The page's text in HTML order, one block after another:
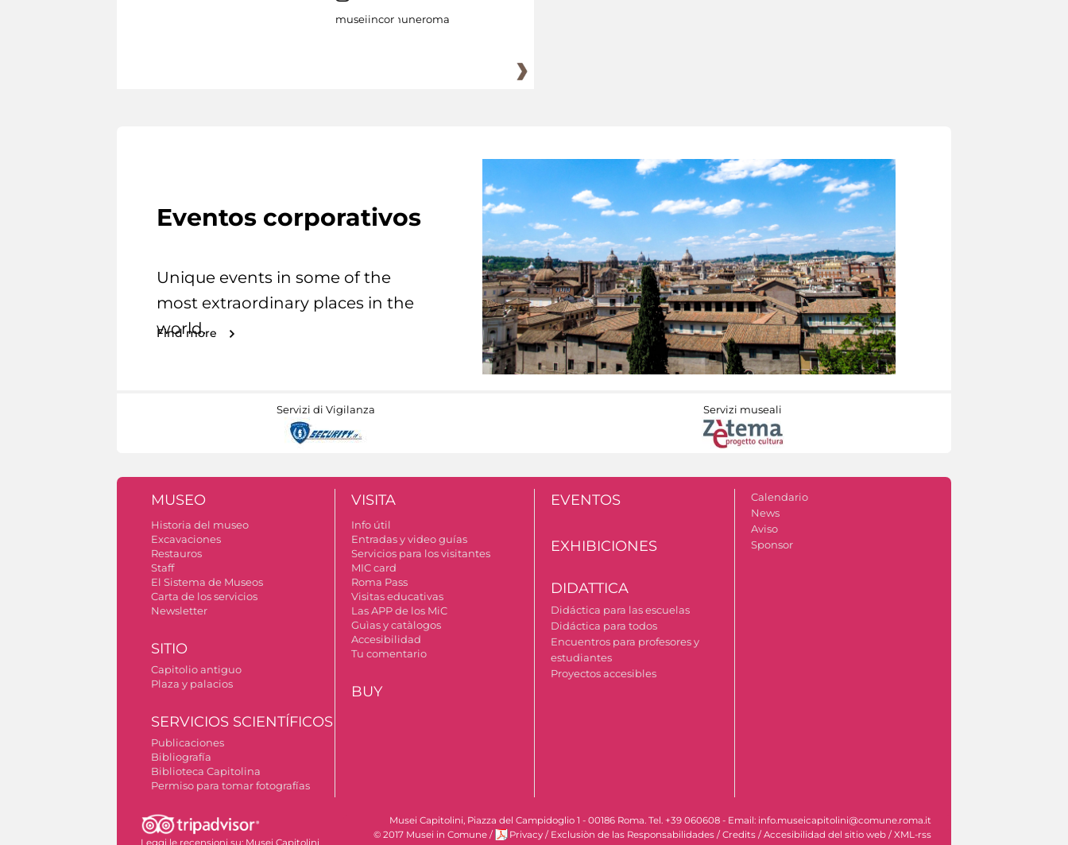
museiincomuneroma
Eventos corporativos
Unique events in some of the
most extraordinary places in the
world.
Find more
Servizi di Vigilanza Servizi museali
MUSEO
Historia del museo
Excavaciones
Restauros
Staff
El Sistema de Museos
Carta de los servicios
Newsletter
SITIO
Capitolio antiguo
Plaza y palacios
SERVICIOS SCIENTÍFICOS
Publicaciones
Bibliografía
Biblioteca Capitolina
Permiso para tomar fotografías
VISITA
Info útil
Entradas y video guías
Servicios para los visitantes
MIC card
Roma Pass
Visitas educativas
Las APP de los MiC
Guìas y catàlogos
Accesibilidad
Tu comentario
BUY
EVENTOS
EXHIBICIONES
DIDATTICA
Didáctica para las escuelas
Didáctica para todos
Encuentros para profesores y
estudiantes
Proyectos accesibles
Calendario
News
Aviso
Sponsor
Musei Capitolini, Piazza del Campidoglio 1 - 00186 Roma. Tel. +39 060608 - Email: info.museicapitolini@comune.roma.it
© 2017 Musei in Comune / Privacy / Exclusiòn de las Responsabilidades / Credits / Accesibilidad del sitio web / XML-rss